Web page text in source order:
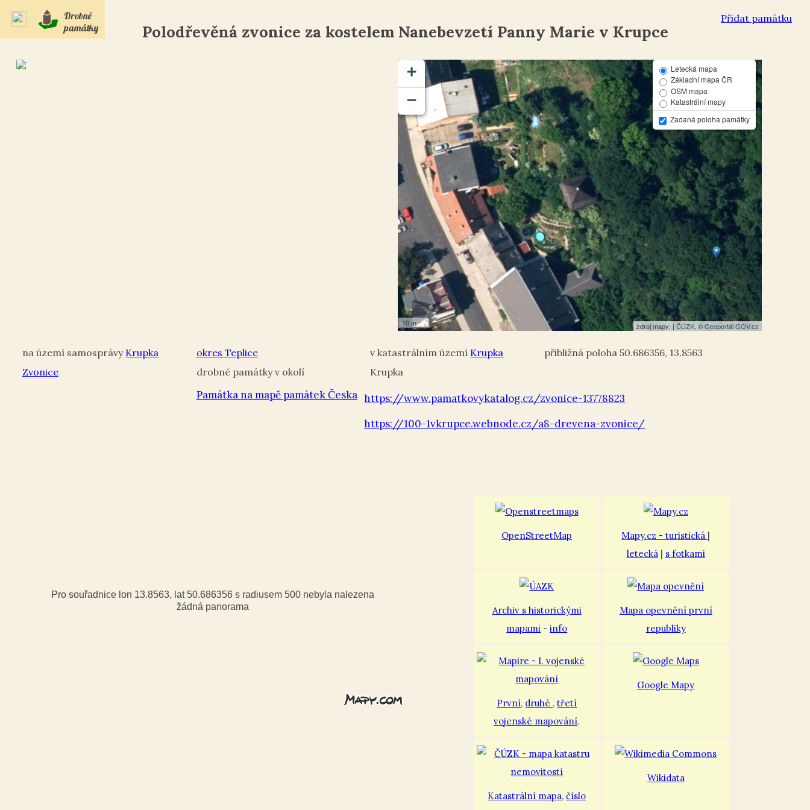
Přidat památku
Drobné
památky
Polodřevěná zvonice za kostelem Nanebevzetí Panny Marie v Krupce
+
−
Letecká mapa
Základní mapa ČR
OSM mapa
Katastrální mapy
Zadaná poloha památky
10 m zdroj mapy: |ČÚZK , ©Geoportál GOV.cz
Krupka okres Teplice Krupka 50.686356, 13.8563
Zvonice
Památka na mapě památek Česka
Krupka
https://www.pamatkovykatalog.cz/zvonice-13778823
https://100-1vkrupce.webnode.cz/a8-drevena-zvonice/
Pro souřadnice lon 13.8563, lat 50.686356 s radiusem 500 nebyla nalezena
žádná panorama
OpenStreetMap Mapy.cz - turistická |
letecká| s fotkami
Archiv s historickými
mapami -info
Mapa opevnění první
republiky
První, druhé ,třetí
vojenské mapování.
Google Mapy
Katastrální mapa,číslo
Wikidata